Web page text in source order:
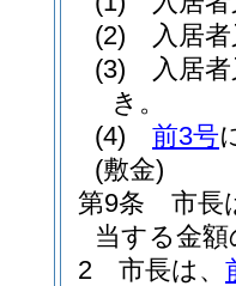
(2)
入居
(3)
入居
き。
(4)
前3号
(敷金)
第9条
市長
当する金
2
市長は、